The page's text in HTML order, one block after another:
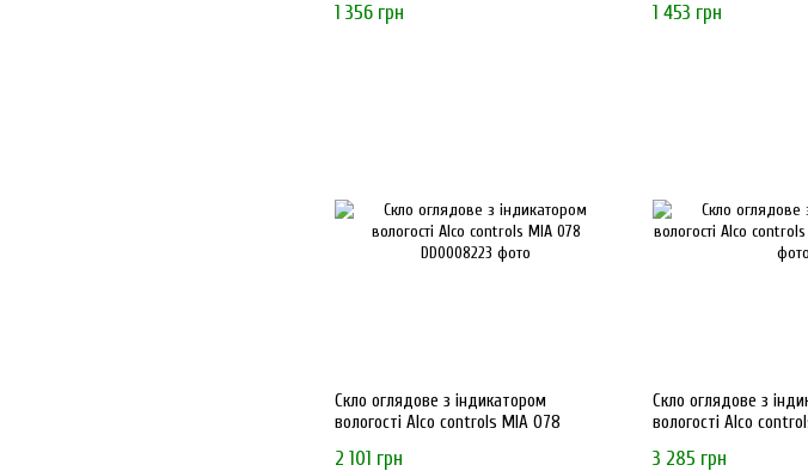
1 356 грн 1 453 грн
Скло оглядове з індикатором
вологості Alco controls MIA 078
2 101 грн
Скло оглядове з
вологості Alco
3 285 грн